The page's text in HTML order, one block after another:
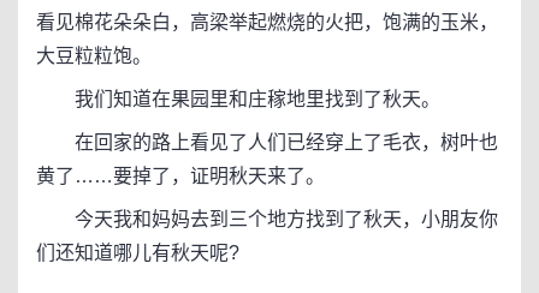
看见棉花朵朵白，高梁举起燃烧的火把，饱满的玉米，
大豆粒粒饱。
我们知道在果园里和庄稼地里找到了秋天。
在回家的路上看见了人们已经穿上了毛衣，树叶也
黄了……要掉了，证明秋天来了。
今天我和妈妈去到三个地方找到了秋天，小朋友你
们还知道哪儿有秋天呢?